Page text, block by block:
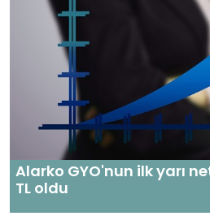
Alarko GYO'nun ilk yarı
TL oldu